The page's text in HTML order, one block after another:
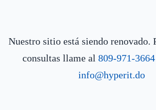
Nuestro sitio está siendo renovado.
consultas llame al 809-971-3664
info@hyperit.do